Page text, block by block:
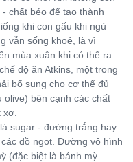
chất béo để tạo thành
khi con gấu khi ngủ
vẫn sống khoẻ, là vì
mùa xuân khi có thể ra
độ ăn Atkins, một trong
bổ sung cho cơ thể đủ
bên cạnh các chất
sugar - đường trắng hay
đồ ngọt. Đường vô hình
(đặc biệt là bánh mỳ